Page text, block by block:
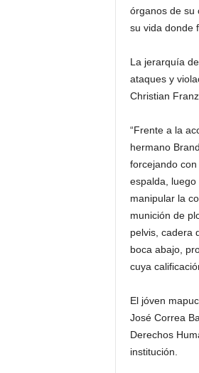
órganos de su
su vida donde
La jerarquía
ataques y
Christian
“Frente a la
hermano
forcejando
espalda,
manipular la
munición de
pelvis, cadera
boca abajo,
cuya
El jóven
José Correa
Derechos
institución.